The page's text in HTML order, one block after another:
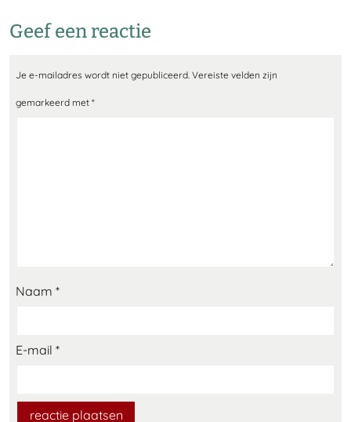
Geef een reactie
Je e-mailadres wordt niet gepubliceerd. Vereiste velden zijn
gemarkeerd met *
Naam *
E-mail *